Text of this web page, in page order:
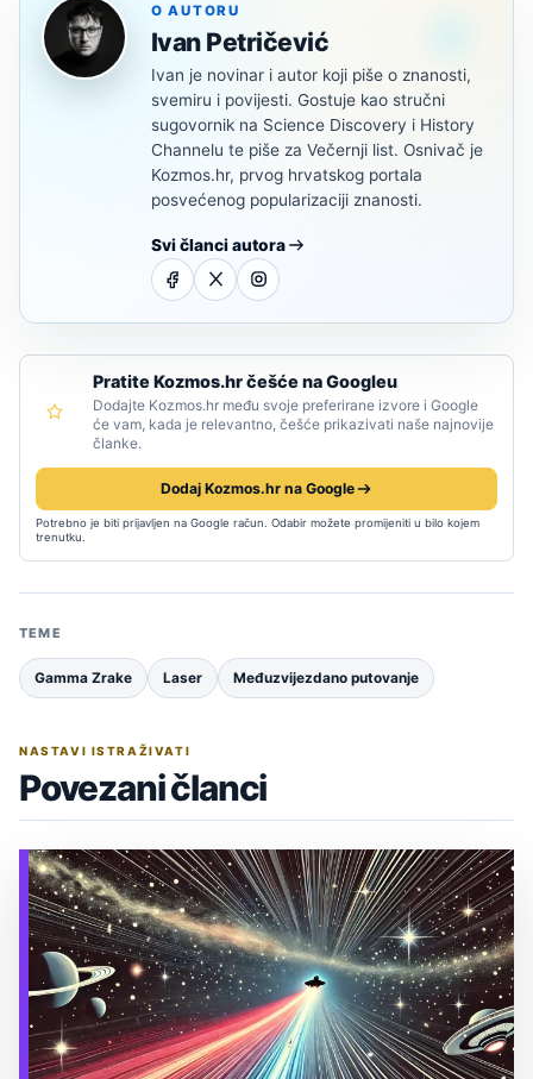
O AUTORU
Ivan Petričević
Ivan je novinar i autor koji piše o znanosti,
svemiru i povijesti. Gostuje kao stručni
sugovornik na Science Discovery i History
Channelu te piše za Večernji list. Osnivač je
Kozmos.hr, prvog hrvatskog portala
posvećenog popularizaciji znanosti.
Svi članci autora
Pratite Kozmos.hr češće na Googleu
Dodajte Kozmos.hr među svoje preferirane izvore i Google
će vam, kada je relevantno, češće prikazivati naše najnovije
članke.
Dodaj Kozmos.hr na Google
Potrebno je biti prijavljen na Google račun. Odabir možete promijeniti u bilo kojem
trenutku.
TEME
Gamma Zrake Laser Međuzvijezdano putovanje
NASTAVI ISTRAŽIVATI
Povezani članci